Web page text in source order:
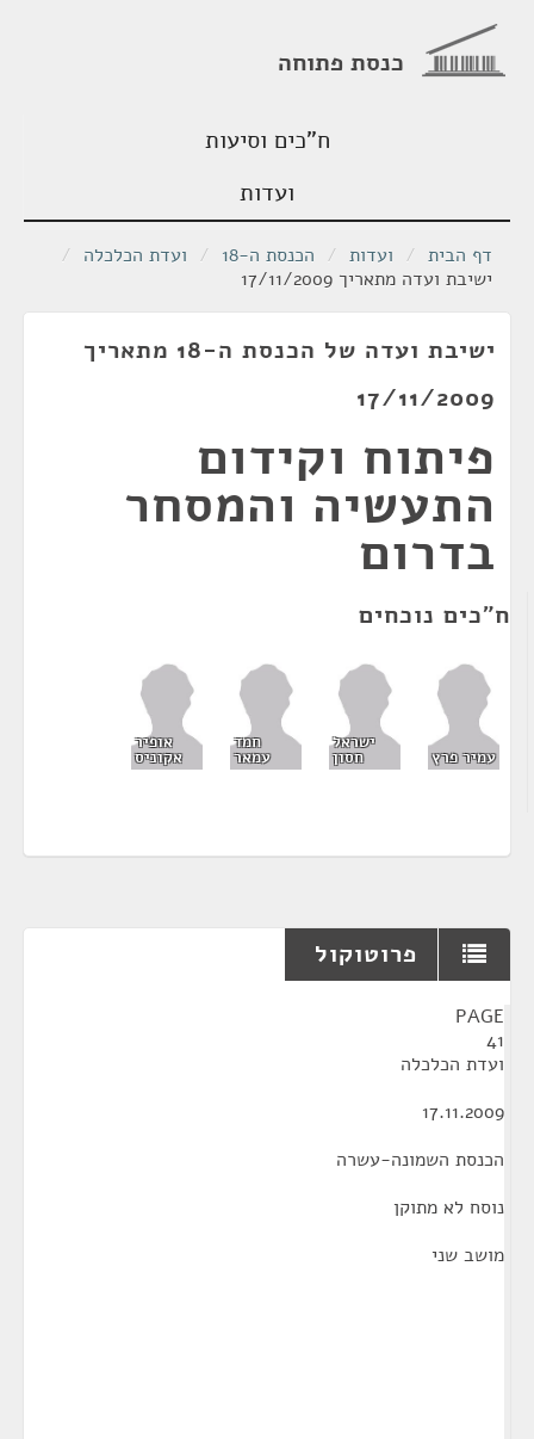
כנסת פתוחה
ח"כים וסיעות
ועדות
דף הבית / ועדות / הכנסת ה-18 / ועדת הכלכלה /
ישיבת ועדה מתאריך 17/11/2009
ישיבת ועדה של הכנסת ה-18 מתאריך
17/11/2009
פיתוח וקידום
התעשיה והמסחר
בדרום
ח"כים נוכחים
עמיר פרץ
ישראל
חסון
חמד
עמאר
אופיר
אקוניס
פרוטוקול
PAGE
41
ועדת הכלכלה
17.11.2009
הכנסת השמונה-עשרה
נוסח לא מתוקן
מושב שני